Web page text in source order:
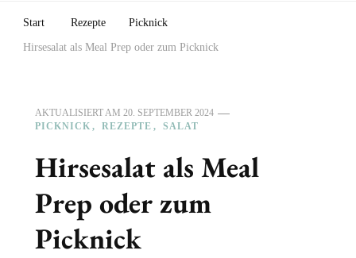
Start Rezepte Picknick
Hirsesalat als Meal Prep oder zum Picknick
AKTUALISIERT AM 20. SEPTEMBER 2024
PICKNICK
REZEPTE SALAT
Hirsesalat als Meal
Prep oder zum
Picknick